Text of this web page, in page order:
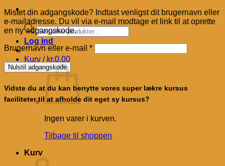
Products
search
Log ind
Kurv / kr.0.00
Ingen varer i kurven.
Tilbage til shoppen
Kurv
Mistet din adgangskode? Indtast venligst dit brugernavn eller
e-mailadresse. Du vil via e-mail modtage et link til at oprette
en ny adgangskode.
Brugernavn eller e-mail *Påkrævet
Nulstil adgangskode
Vidste du at du kan benytte vores super lækre kursus
faciliteter til at afholde dit eget sy kursus?